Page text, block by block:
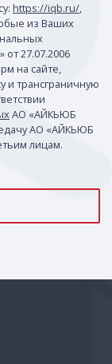
https://iqb.ru/,
из Ваших
27.07.2006
на сайте,
и трансграничную
АО «АЙКЬЮБ
АО «АЙКЬЮБ
лицам.